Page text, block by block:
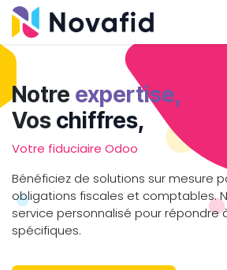
SE RENDRE AU CONTENU
​Notre expertise,
Vos chiffres,
Votre fiduciaire Odoo
Bénéficiez de solutions sur mesure
obligations fiscales et comptables.
service personnalisé pour répondre
spécifiques.